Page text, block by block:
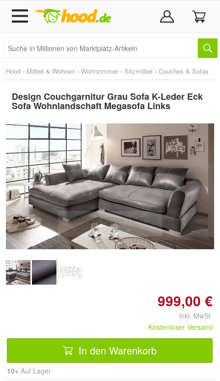
Hood › Möbel & Wohnen › Wohnzimmer › Sitzmöbel › Couches & Sofas
Design Couchgarnitur Grau Sofa K-Leder Eck
Sofa Wohnlandschaft Megasofa Links
Doppelt antippen zum
vergrößern
999,00 €
inkl. MwSt.
Kostenloser Versand
In den Warenkorb
10+ Auf Lager